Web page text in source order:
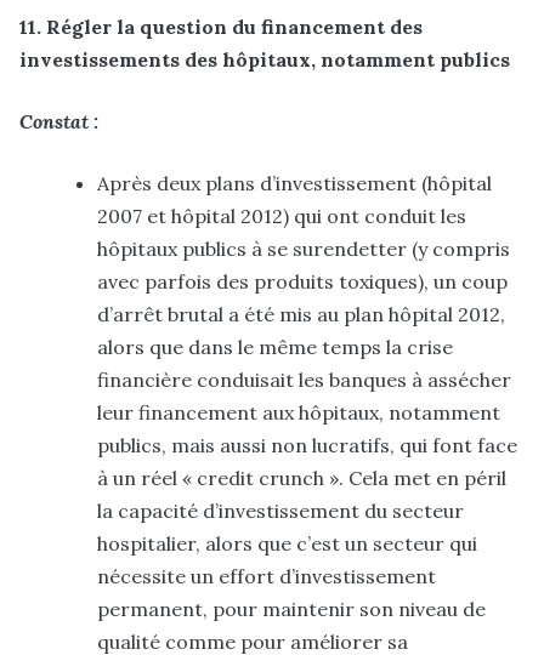
11. Régler la question du financement des
investissements des hôpitaux, notamment publics
Constat :
Après deux plans d’investissement (hôpital
2007 et hôpital 2012) qui ont conduit les
hôpitaux publics à se surendetter (y compris
avec parfois des produits toxiques), un coup
d’arrêt brutal a été mis au plan hôpital 2012,
alors que dans le même temps la crise
financière conduisait les banques à assécher
leur financement aux hôpitaux, notamment
publics, mais aussi non lucratifs, qui font face
à un réel « credit crunch ». Cela met en péril
la capacité d’investissement du secteur
hospitalier, alors que c’est un secteur qui
nécessite un effort d’investissement
permanent, pour maintenir son niveau de
qualité comme pour améliorer sa